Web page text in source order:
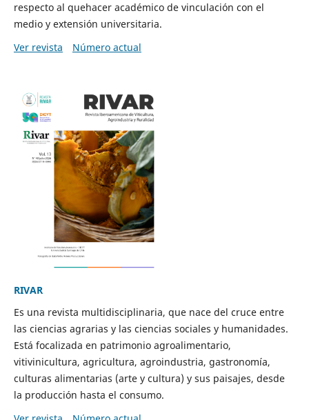
respecto al quehacer académico de vinculación con el
medio y extensión universitaria.
Ver revista
Número actual
RIVAR
Es una revista multidisciplinaria, que nace del cruce entre
las ciencias agrarias y las ciencias sociales y humanidades.
Está focalizada en patrimonio agroalimentario,
vitivinicultura, agricultura, agroindustria, gastronomía,
culturas alimentarias (arte y cultura) y sus paisajes, desde
la producción hasta el consumo.